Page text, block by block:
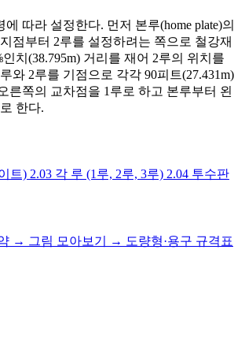
따라 설정한다. 먼저 본루(home plate)의
점부터 2루를 설정하려는 쪽으로 철강재
치(38.795m) 거리를 재어 2루의 위치를
와 2루를 기점으로 각각 90피트(27.431m)
른쪽의 교차점을 1루로 하고 본루부터 왼
한다.
트) 2.03 각 루 (1루, 2루, 3루) 2.04 투수판
→ 그림 모아보기 → 도량형·용구 규격표